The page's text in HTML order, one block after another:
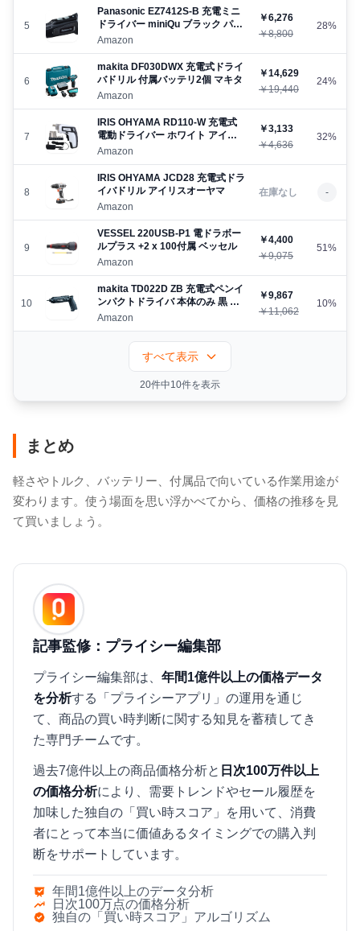
5
Panasonic EZ7412S-B 充電ミニ
ドライバー miniQu ブラック パナ
ソニック
Amazon
￥6,276
￥8,800
28%
6
makita DF030DWX 充電式ドライ
バドリル 付属バッテリ2個 マキタ
Amazon
￥14,629
￥19,440
24%
7
IRIS OHYAMA RD110-W 充電式
電動ドライバー ホワイト アイリ
スオーヤマ
Amazon
￥3,133
￥4,636
32%
8
IRIS OHYAMA JCD28 充電式ドラ
イバドリル アイリスオーヤマ
Amazon
在庫なし -
9
VESSEL 220USB-P1 電ドラボー
ルプラス +2 x 100付属 ベッセル
Amazon
￥4,400
￥9,075
51%
10
makita TD022D ZB 充電式ペンイ
ンパクトドライバ 本体のみ 黒 マ
キタ
Amazon
￥9,867
￥11,062
10%
すべて表示
20件中10件を表示
まとめ
軽さやトルク、バッテリー、付属品で向いている作業用途が
変わります。使う場面を思い浮かべてから、価格の推移を見
て買いましょう。
記事監修：プライシー編集部
プライシー編集部は、 年間1億件以上の価格データ
を分析する「プライシーアプリ」の運用を通じ
て、商品の買い時判断に関する知見を蓄積してき
た専門チームです。
過去7億件以上の商品価格分析と 日次100万件以上
の価格分析により、需要トレンドやセール履歴を
加味した独自の「買い時スコア」を用いて、消費
者にとって本当に価値あるタイミングでの購入判
断をサポートしています。
年間1億件以上のデータ分析
日次100万点の価格分析
独自の「買い時スコア」アルゴリズム